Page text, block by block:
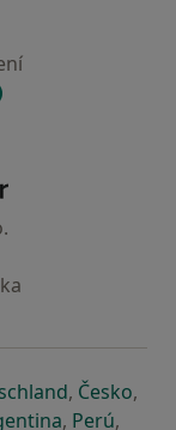
stránka
záložce
v nové záložce
se otevře v
, Českose
,
záložce
v nové
se otevře v
, Perúse
,